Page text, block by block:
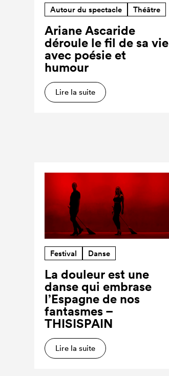
Autour du spectacle Théâtre
Ariane Ascaride
déroule le fil de sa vie
avec poésie et
humour
Lire la suite
Festival Danse
La douleur est une
danse qui embrase
l’Espagne de nos
fantasmes –
THISISPAIN
Lire la suite